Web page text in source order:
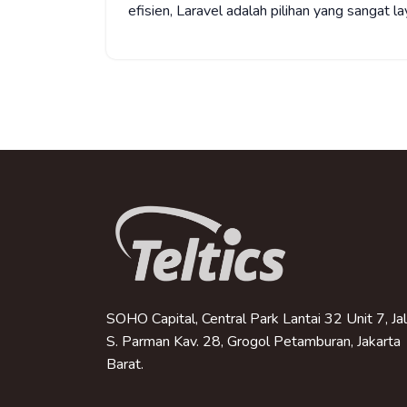
efisien, Laravel adalah pilihan yang sangat
SOHO Capital, Central Park Lantai 32 Unit 7,
S. Parman Kav. 28, Grogol Petamburan, Jakarta
Barat.